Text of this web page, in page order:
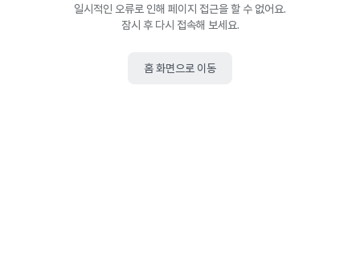
일시적인 오류로 인해 페이지 접근을 할 수 없어요.
잠시 후 다시 접속해 보세요.
홈 화면으로 이동